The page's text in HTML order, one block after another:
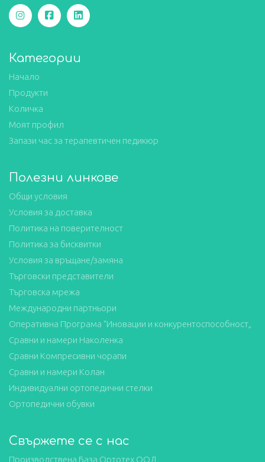
Категории
Начало
Продукти
Количка
Моят профил
Запази час за терапевтичен педикюр
Полезни линкове
Общи условия
Условия за доставка
Политика на поверителност
Политика за бисквитки
Условия за връщане/замяна
Търговски представители
Търговска мрежа
Международни партньори
Оперативна Програма “Иновации и конкурентоспособност„
Сравни и намери Наколенка
Сравни Компресивни чорапи
Сравни и намери Колан
Индивидуални ортопедични стелки
Ортопедични обувки
Свържете се с нас
Производствена База Ортотех ООД